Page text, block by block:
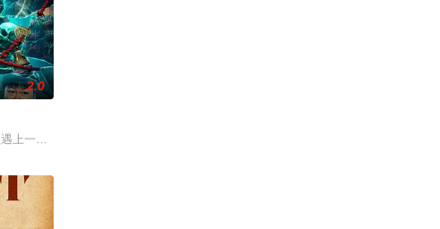
乡韩战、二房东杨
中，牵引出“婴胎报仇”，“娘娘索命”等一连串妖异
2.0
上一起离奇的神像杀人事件，勘案过程中，牵引出“婴胎报仇”，“娘娘索命”等一连串